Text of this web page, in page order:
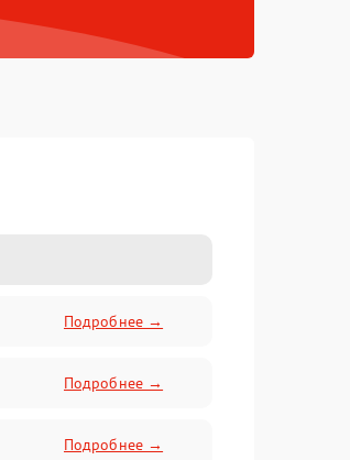
Подробнее →
Подробнее →
Подробнее →